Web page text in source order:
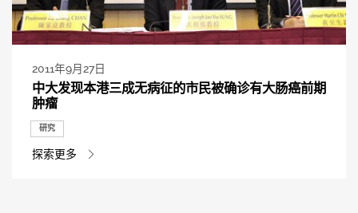
2011年9月27日
中大发现本港三成无病征的市民被确诊有大肠癌前期
肿瘤
研究
探索更多